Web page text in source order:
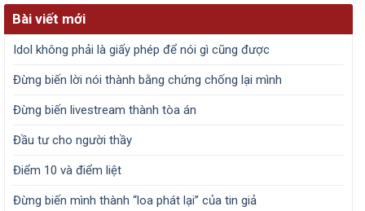
Bài viết mới
Idol không phải là giấy phép để nói gì cũng được
Đừng biến lời nói thành bằng chứng chống lại mình
Đừng biến livestream thành tòa án
Đầu tư cho người thầy
Điểm 10 và điểm liệt
Đừng biến mình thành “loa phát lại” của tin giả